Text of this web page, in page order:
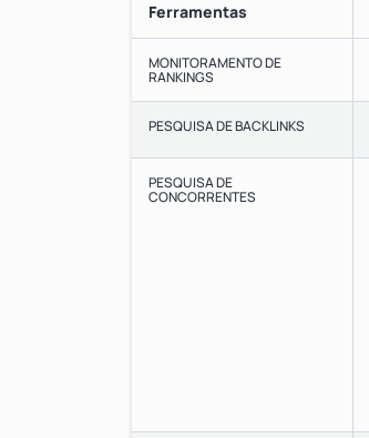
Ferramentas
MONITORAMENTO DE
RANKINGS
PESQUISA DE BACKLINKS
PESQUISA DE
CONCORRENTES